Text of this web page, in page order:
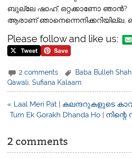
ബുല്ലേ ഷാഹ്, ഒറ്റക്കാണോ ഞാൻ?
ആരാണ്
Please follow and like us:
2 comments Baba Bulleh Shah
Qawali ,Sufiana Kalaam
Post
navigation
« Laal Meri Pat | കലന്ദറുകളുടെ
Tum Ek Gorakh Dhanda Ho |
2 comments